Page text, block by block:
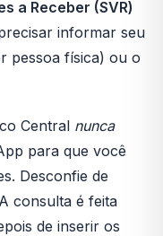
a Receber (SVR)
informar seu
pessoa física) ou o
Central nunca
para que você
Desconfie de
consulta é feita
de inserir os